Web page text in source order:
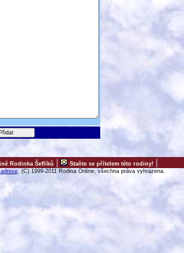
Rodinka Šeflíků | Staňte se přítelem této rodiny!|
. (C) 1999-2011 Rodina Online, všechna práva vyhrazena.